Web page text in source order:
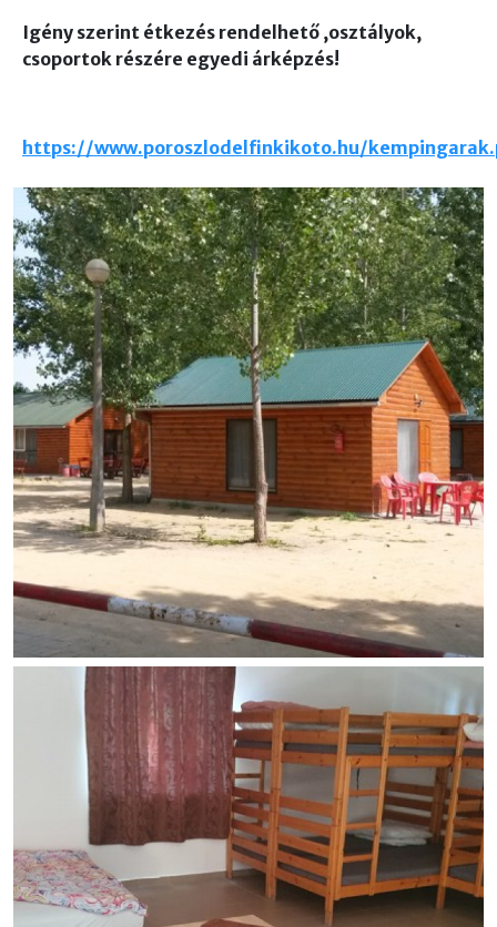
Igény szerint étkezés rendelhető ,osztályok,
csoportok részére egyedi árképzés!
https://www.poroszlodelfinkikoto.hu/
Képek